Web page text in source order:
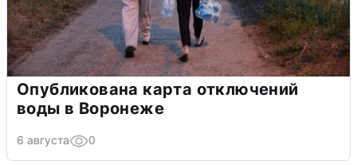
Опубликована карта отключений
воды в Воронеже
6 августа 0